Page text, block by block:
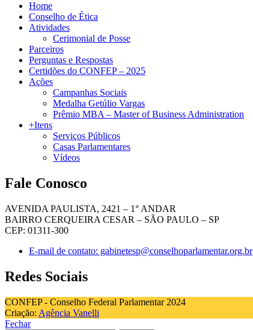
Home
Conselho de Ética
Atividades
Cerimonial de Posse
Parceiros
Perguntas e Respostas
Certidões do CONFEP – 2025
Ações
Campanhas Sociais
Medalha Getúlio Vargas
Prêmio MBA – Master of Business Administration
+Itens
Serviços Públicos
Casas Parlamentares
Vídeos
Fale Conosco
AVENIDA PAULISTA, 2421 – 1° ANDAR
BAIRRO CERQUEIRA CESAR – SÃO PAULO – SP
CEP: 01311-300
E-mail de contato: gabinetesp@conselhoparlamentar.org.br
Redes Sociais
CONFEP - Conselho Federal Parlamentar 2024
Criação: Agência Vanelli
Fechar